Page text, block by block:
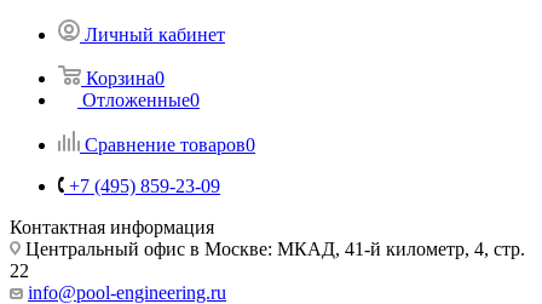
Личный кабинет
Корзина0
Отложенные0
Сравнение товаров0
+7 (495) 859-23-09
Контактная информация
Центральный офис в Москве: МКАД, 41-й километр, 4, стр.
22
info@pool-engineering.ru